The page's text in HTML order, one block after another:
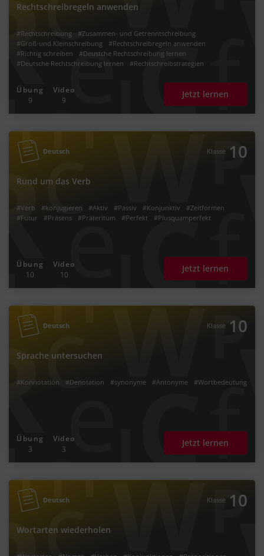
Rechtschreibregeln anwenden
#Rechtschreibung
#Zusammen- und Getrenntschreibung
#Groß-und Kleinschreibung
#Rechtschreibregeln anwenden
#Richtig schreiben
#Deustche Rechtschreibung lernen
#Deutsche Rechtschreibung lernen
#Rechtschreibstrategien
Übung
9
Video
9
Jetzt lernen
Deutsch Klasse 10
Rund um das Verb
#Verb #konjugieren #Aktiv #Passiv #Konjunktiv
#Zeitformen
#Futur
#Präsens #Präteritum #Perfekt #Plusquamperfekt
Übung
10
Video
10
Jetzt lernen
Deutsch Klasse 10
Sprache untersuchen
#Konnotation #Denotation #synonyme #Antonyme #Wortbedeutung
Übung
3
Video
3
Jetzt lernen
Deutsch Klasse 10
Wortarten wiederholen